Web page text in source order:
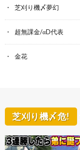
芝刈り機〆夢幻
超無課金/αD代表
金花
芝刈り機〆危!